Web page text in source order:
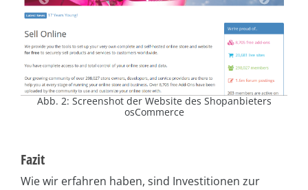
Abb. 2: Screenshot der Website des Shopanbieters
osCommerce
Fazit
Wie wir erfahren haben, sind Investitionen zur